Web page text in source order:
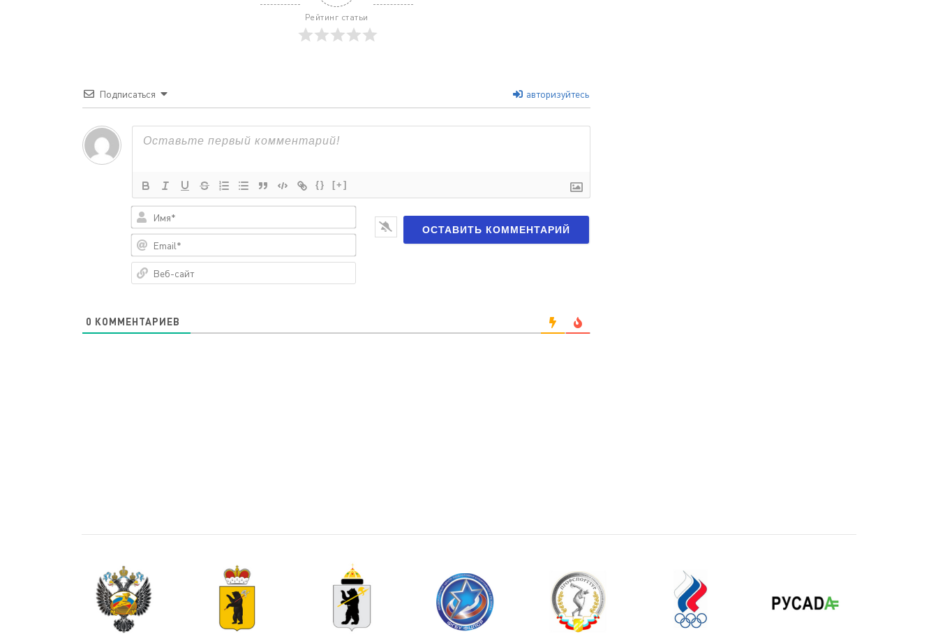
Рейтинг статьи
Подписаться авторизуйтесь
{} [+]
Имя*
Email*
сайт
0 КОММЕНТАРИЕВ